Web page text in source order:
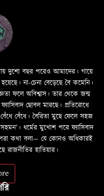
দুশো বছর পরেও আমাদের। গায়ে
না-চেনা বেড়েছে বৈ কমেনি।
ফলে অবিশ্বাস। তার থেকে জন্ম
ছোবল মারছে। প্রতিরোধে
বেঁধে। বৈরিতা মুছে ফেলে সহজ
ধর্মের মুখোশ পরে ফ্যাসিবাদ
কথা বলা—­­ যে কোনও অধিকারই
রাজনীতির হাতিয়ার।